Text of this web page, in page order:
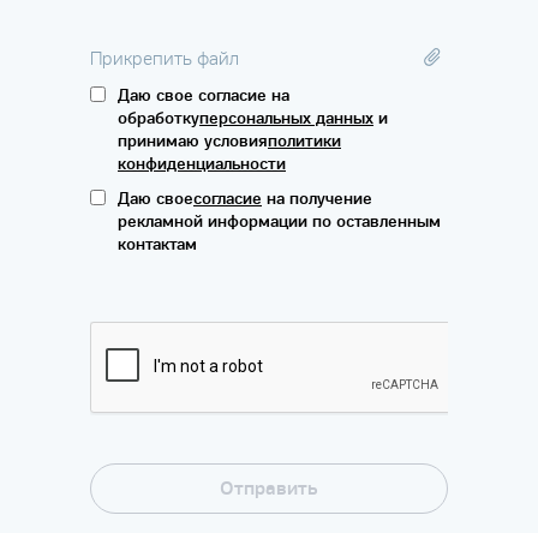
Прикрепить файл
Даю свое согласие на
обработкуперсональных данных и
принимаю условияполитики
конфиденциальности
Даю своесогласие на получение
рекламной информации по оставленным
контактам